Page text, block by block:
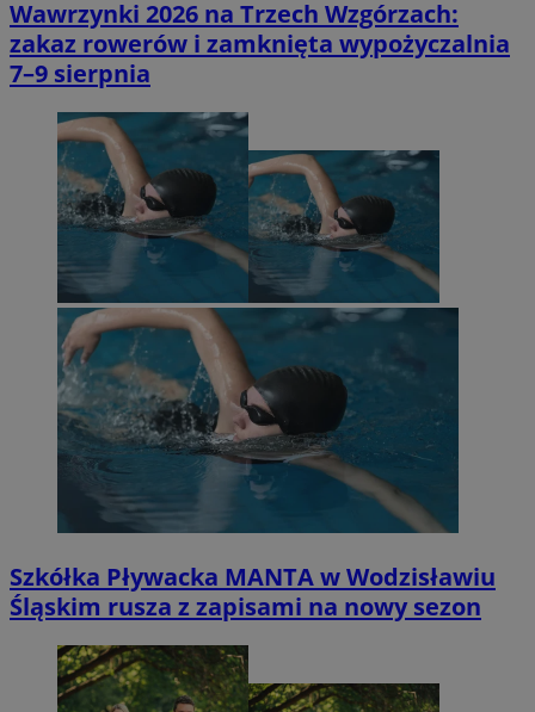
Wawrzynki 2026 na Trzech Wzgórzach:
zakaz rowerów i zamknięta wypożyczalnia
7–9 sierpnia
Szkółka Pływacka MANTA w Wodzisławiu
Śląskim rusza z zapisami na nowy sezon